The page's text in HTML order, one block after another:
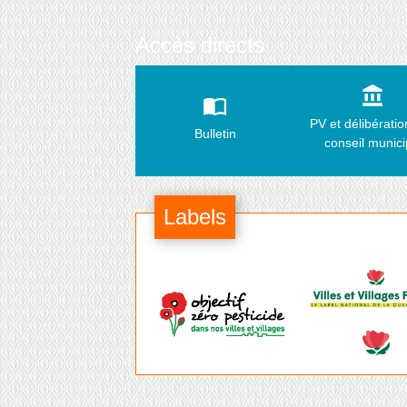
Accès directs
import_contacts
Bulletin
account_balance
PV et
conseil
Labels